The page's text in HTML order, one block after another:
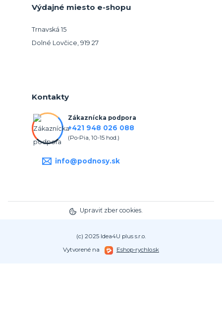
Výdajné miesto e-shopu
Trnavská 15
Dolné Lovčice, 919 27
Kontakty
Zákaznícka podpora
+421 948 026 088
(Po-Pia, 10-15 hod.)
info@podnosy.sk
Upraviť zber cookies.
(c) 2025 Idea4U plus s.r.o.
Vytvorené na
Eshop-rychlo.sk